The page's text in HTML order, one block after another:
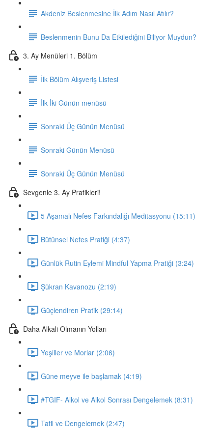
Akdeniz Beslenmesine İlk Adım Nasıl Atılır?
Beslenmenin Bunu Da Etkilediğini Biliyor Muydun?
3. Ay Menüleri 1. Bölüm
İlk Bölüm Alışveriş Listesi
İlk İki Günün menüsü
Sonraki Üç Günün Menüsü
Sonraki Günün Menüsü
Sonraki Üç Günün Menüsü
Sevgenle 3. Ay Pratikleri!
5 Aşamalı Nefes Farkındalığı Meditasyonu (15:11)
Bütünsel Nefes Pratiği (4:37)
Günlük Rutin Eylemi Mindful Yapma Pratiği (3:24)
Şükran Kavanozu (2:19)
Güçlendiren Pratik (29:14)
Daha Alkali Olmanın Yolları
Yeşiller ve Morlar (2:06)
Güne meyve ile başlamak (4:19)
#TGIF- Alkol ve Alkol Sonrası Dengelemek (8:31)
Tatil ve Dengelemek (2:47)